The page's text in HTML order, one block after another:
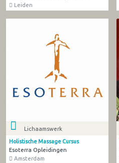
Leiden
Lichaamswerk
Holistische Massage Cursus
Esoterra Opleidingen
Amsterdam